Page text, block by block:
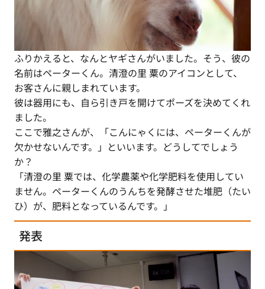
ふりかえると、なんとヤギさんがいました。そう、彼の
名前はペーターくん。清澄の里 粟のアイコンとして、
お客さんに親しまれています。
彼は器用にも、自ら引き戸を開けてポーズを決めてくれ
ました。
ここで雅之さんが、「こんにゃくには、ペーターくんが
欠かせないんです。」といいます。どうしてでしょう
か？
「清澄の里 粟では、化学農薬や化学肥料を使用してい
ません。ペーターくんのうんちを発酵させた堆肥（たい
ひ）が、肥料となっているんです。」
発表